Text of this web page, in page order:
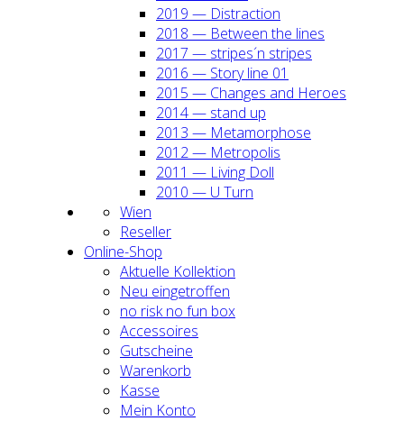
2019 — Dis­trac­tion
2018 — Bet­ween the lines
2017 — stripes´n stripes
2016 — Sto­ry line 01
2015 — Chan­ges and Heroes
2014 — stand up
2013 — Meta­mor­pho­se
2012 — Metro­po­lis
2011 — Living Doll
2010 — U Turn
Wien
Resel­ler
Online-Shop
Aktu­el­le Kol­lek­ti­on
Neu ein­ge­trof­fen
no risk no fun box
Acces­soires
Gut­schei­ne
Waren­korb
Kas­se
Mein Kon­to